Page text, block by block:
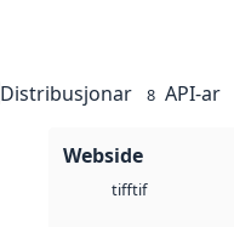
Distribusjonar 8 API-ar
Webside
tifftif